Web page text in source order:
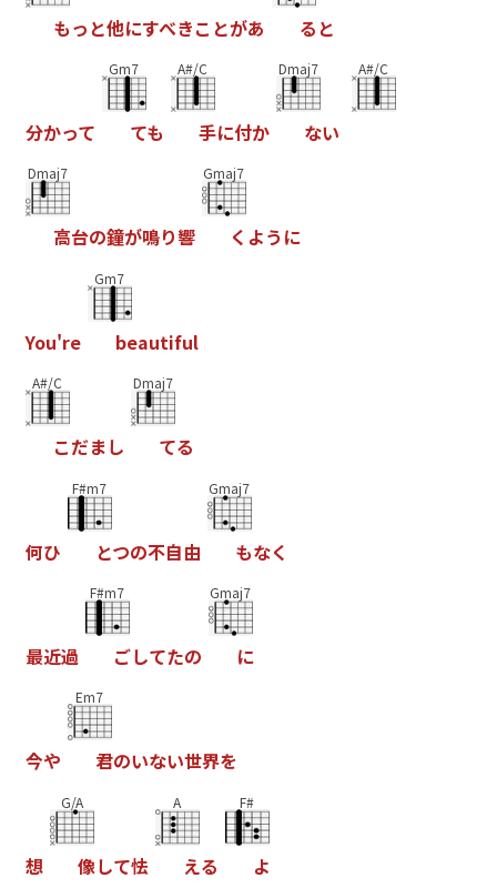
もっ と他にすべきこ とがあ る と
分かって
Gm7
ても
A#/C
手に付か
Dmaj7
ない
A#/C
Dmaj7
高台の鐘が鳴り響
Gmaj7
く よう に
You're
Gm7
beautiful
A#/C
こだまし
Dmaj7
てる
何ひ
F#m7
とつの不自由
Gmaj7
もなく
最近過
F#m7
ごしてたの
Gmaj7
に
今や
Em7
君のいない世界を
想
G/A
像して怯
A
える
F#
よ